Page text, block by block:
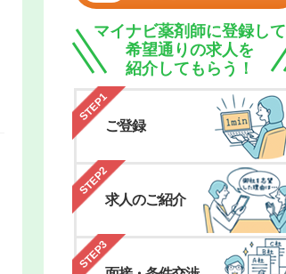
マイナビ薬剤師に登録して
希望通りの求人を
紹介してもらう！
STEP1
ご登録
STEP2
求人のご紹介
STEP3